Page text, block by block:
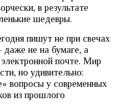
в результате
шедевры.
пишут не при свечах
даже не на бумаге, а
почте. Мир
но удивительно:
вопросы у современных
из прошлого